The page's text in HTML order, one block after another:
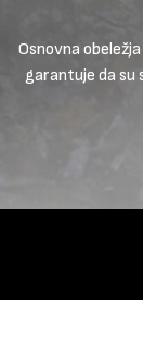
Osnovna
garantuje da su